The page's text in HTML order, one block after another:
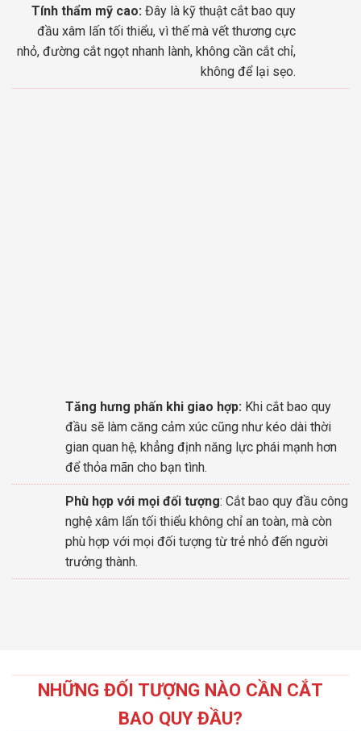
Tính thẩm mỹ cao: Đây là kỹ thuật cắt bao quy
đầu xâm lấn tối thiểu, vì thế mà vết thương cực
nhỏ, đường cắt ngọt nhanh lành, không cần cắt chỉ,
không để lại sẹo.
Tăng hưng phấn khi giao hợp: Khi cắt bao quy
đầu sẽ làm căng cảm xúc cũng như kéo dài thời
gian quan hệ, khẳng định năng lực phái mạnh hơn
để thỏa mãn cho bạn tình.
Phù hợp với mọi đối tượng: Cắt bao quy đầu công
nghệ xâm lấn tối thiểu không chỉ an toàn, mà còn
phù hợp với mọi đối tượng từ trẻ nhỏ đến người
trưởng thành.
NHỮNG ĐỐI TƯỢNG NÀO CẦN CẮT
BAO QUY ĐẦU?